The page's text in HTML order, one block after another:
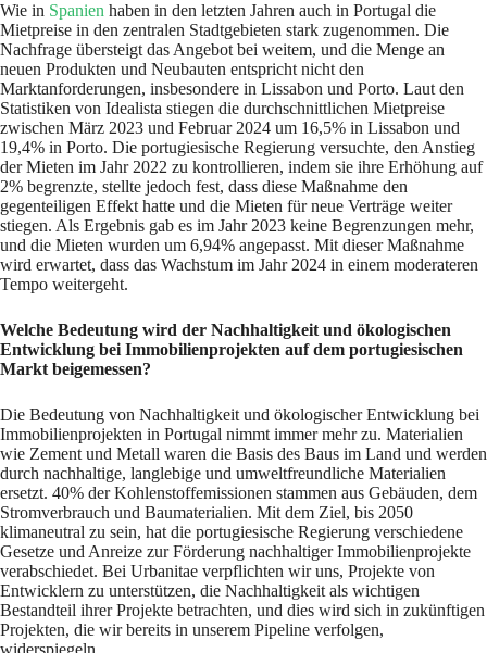
Wie in Spanien haben in den letzten Jahren auch in Portugal die
Mietpreise in den zentralen Stadtgebieten stark zugenommen. Die
Nachfrage übersteigt das Angebot bei weitem, und die Menge an
neuen Produkten und Neubauten entspricht nicht den
Marktanforderungen, insbesondere in Lissabon und Porto. Laut den
Statistiken von Idealista stiegen die durchschnittlichen Mietpreise
zwischen März 2023 und Februar 2024 um 16,5% in Lissabon und
19,4% in Porto. Die portugiesische Regierung versuchte, den Anstieg
der Mieten im Jahr 2022 zu kontrollieren, indem sie ihre Erhöhung auf
2% begrenzte, stellte jedoch fest, dass diese Maßnahme den
gegenteiligen Effekt hatte und die Mieten für neue Verträge weiter
stiegen. Als Ergebnis gab es im Jahr 2023 keine Begrenzungen mehr,
und die Mieten wurden um 6,94% angepasst. Mit dieser Maßnahme
wird erwartet, dass das Wachstum im Jahr 2024 in einem moderateren
Tempo weitergeht.
Welche Bedeutung wird der Nachhaltigkeit und ökologischen
Entwicklung bei Immobilienprojekten auf dem portugiesischen
Markt beigemessen?
Die Bedeutung von Nachhaltigkeit und ökologischer Entwicklung bei
Immobilienprojekten in Portugal nimmt immer mehr zu. Materialien
wie Zement und Metall waren die Basis des Baus im Land und werden
durch nachhaltige, langlebige und umweltfreundliche Materialien
ersetzt. 40% der Kohlenstoffemissionen stammen aus Gebäuden, dem
Stromverbrauch und Baumaterialien. Mit dem Ziel, bis 2050
klimaneutral zu sein, hat die portugiesische Regierung verschiedene
Gesetze und Anreize zur Förderung nachhaltiger Immobilienprojekte
verabschiedet. Bei Urbanitae verpflichten wir uns, Projekte von
Entwicklern zu unterstützen, die Nachhaltigkeit als wichtigen
Bestandteil ihrer Projekte betrachten, und dies wird sich in zukünftigen
Projekten, die wir bereits in unserem Pipeline verfolgen,
widerspiegeln.